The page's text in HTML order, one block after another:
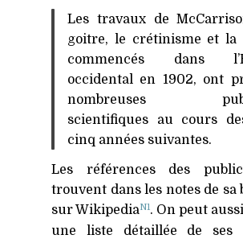
Les travaux de
goitre, le crétinisme et la
commencés dans
occidental en 1902, ont
nombreuses
scientifiques au cours
cinq années suivantes.
Les références des
trouvent dans les notes de sa
sur WikipediaN1. On peut
une liste détaillée de ses